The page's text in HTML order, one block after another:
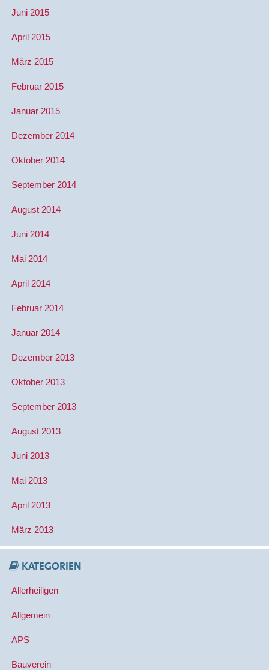
Juni 2015
April 2015
März 2015
Februar 2015
Januar 2015
Dezember 2014
Oktober 2014
September 2014
August 2014
Juni 2014
Mai 2014
April 2014
Februar 2014
Januar 2014
Dezember 2013
Oktober 2013
September 2013
August 2013
Juni 2013
Mai 2013
April 2013
März 2013
KATEGORIEN
Allerheiligen
Allgemein
APS
Bauverein